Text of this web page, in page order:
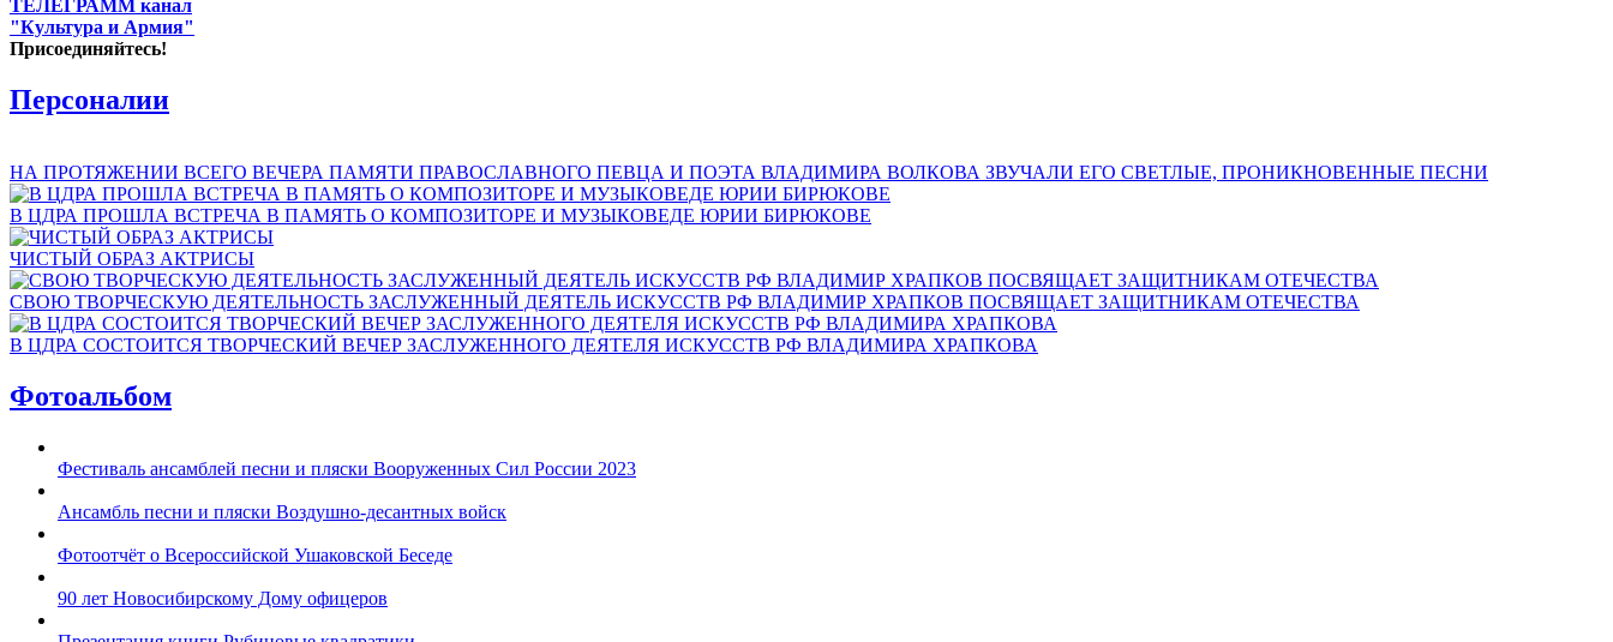
ТЕЛЕГРАММ канал
"Культура и Армия"
Присоединяйтесь!
Персоналии
НА ПРОТЯЖЕНИИ ВСЕГО ВЕЧЕРА ПАМЯТИ ПРАВОСЛАВНОГО ПЕВЦА И ПОЭТА ВЛАДИМИРА ВОЛКОВА ЗВУЧАЛИ ЕГО СВЕТЛЫЕ, ПРОНИКНОВЕННЫЕ ПЕСНИ
В ЦДРА ПРОШЛА ВСТРЕЧА В ПАМЯТЬ О КОМПОЗИТОРЕ И МУЗЫКОВЕДЕ ЮРИИ БИРЮКОВЕ
ЧИСТЫЙ ОБРАЗ АКТРИСЫ
СВОЮ ТВОРЧЕСКУЮ ДЕЯТЕЛЬНОСТЬ ЗАСЛУЖЕННЫЙ ДЕЯТЕЛЬ ИСКУССТВ РФ ВЛАДИМИР ХРАПКОВ ПОСВЯЩАЕТ ЗАЩИТНИКАМ ОТЕЧЕСТВА
В ЦДРА СОСТОИТСЯ ТВОРЧЕСКИЙ ВЕЧЕР ЗАСЛУЖЕННОГО ДЕЯТЕЛЯ ИСКУССТВ РФ ВЛАДИМИРА ХРАПКОВА
Фотоальбом
Фестиваль ансамблей песни и пляски Вооруженных Сил России 2023
Ансамбль песни и пляски Воздушно-десантных войск
Фотоотчёт о Всероссийской Ушаковской Беседе
90 лет Новосибирскому Дому офицеров